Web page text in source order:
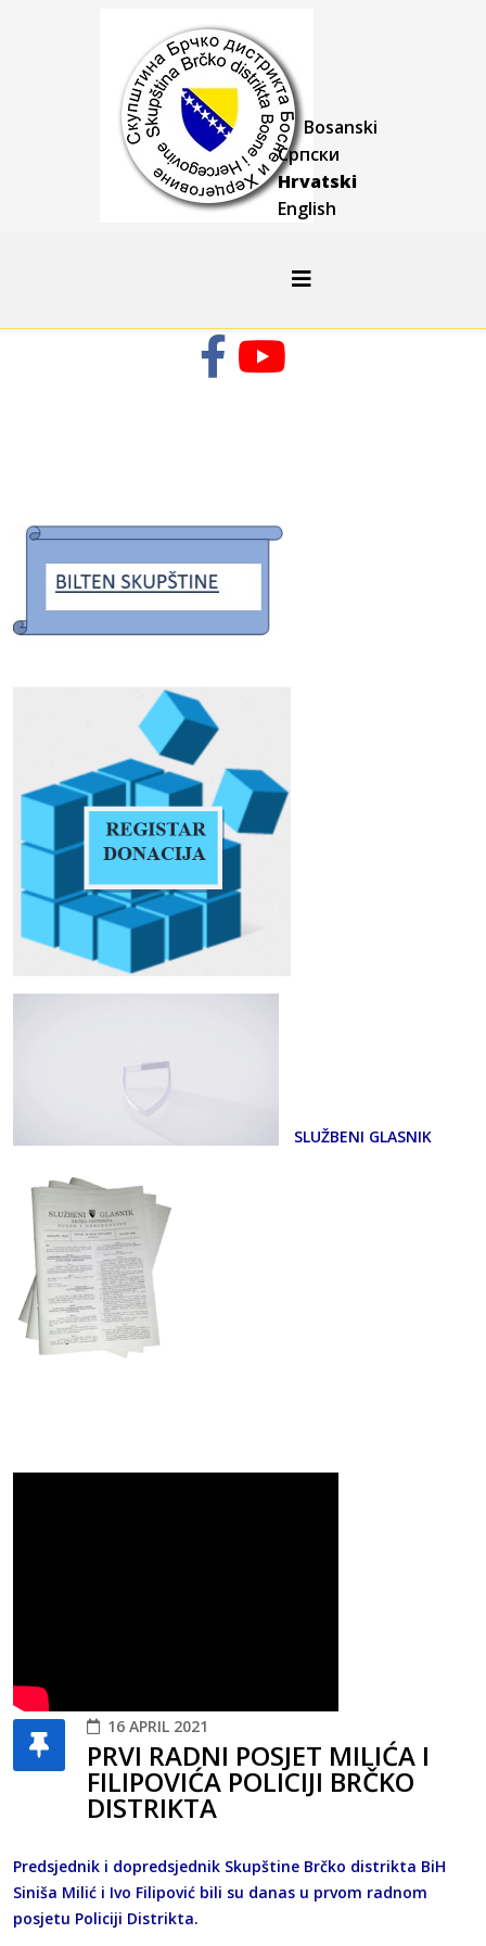
Bosanski
Српски
Hrvatski
English
SLUŽBENI GLASNIK
16 APRIL 2021
PRVI RADNI POSJET MILIĆA I
FILIPOVIĆA POLICIJI BRČKO
DISTRIKTA
Predsjednik i dopredsjednik Skupštine Brčko distrikta BiH
Siniša Milić i Ivo Filipović bili su danas u prvom radnom
posjetu Policiji Distrikta.